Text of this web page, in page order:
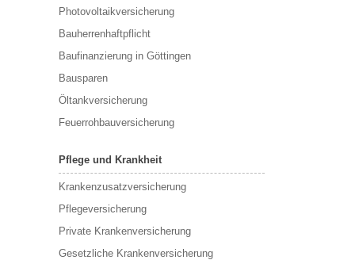
Photovoltaikversicherung
Bauherrenhaftpflicht
Baufinanzierung in Göttingen
Bausparen
Öltankversicherung
Feuerrohbauversicherung
Pflege und Krankheit
Krankenzusatzversicherung
Pflegeversicherung
Private Krankenversicherung
Gesetzliche Krankenversicherung